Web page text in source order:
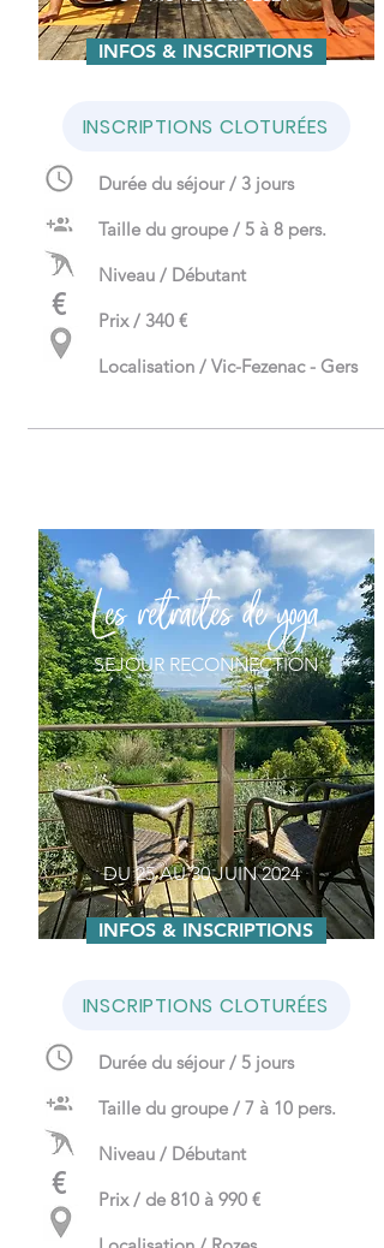
INFOS & INSCRIPTIONS
INSCRIPTIONS CLOTURÉES
Durée du séjour / 3 jours
Taille du groupe / 5 à 8 pers.
Niveau / Débutant
Prix / 340 €
Localisation / Vic-Fezenac - Gers
€
INFOS & INSCRIPTIONS
Les retraites de yoga
SEJOUR RECONNECTION
DU 25 AU 30 JUIN 2024
INSCRIPTIONS CLOTURÉES
Durée du séjour / 5 jours
Taille du groupe / 7 à 10 pers.
Niveau / Débutant
Prix / de 810 à 990 €
€